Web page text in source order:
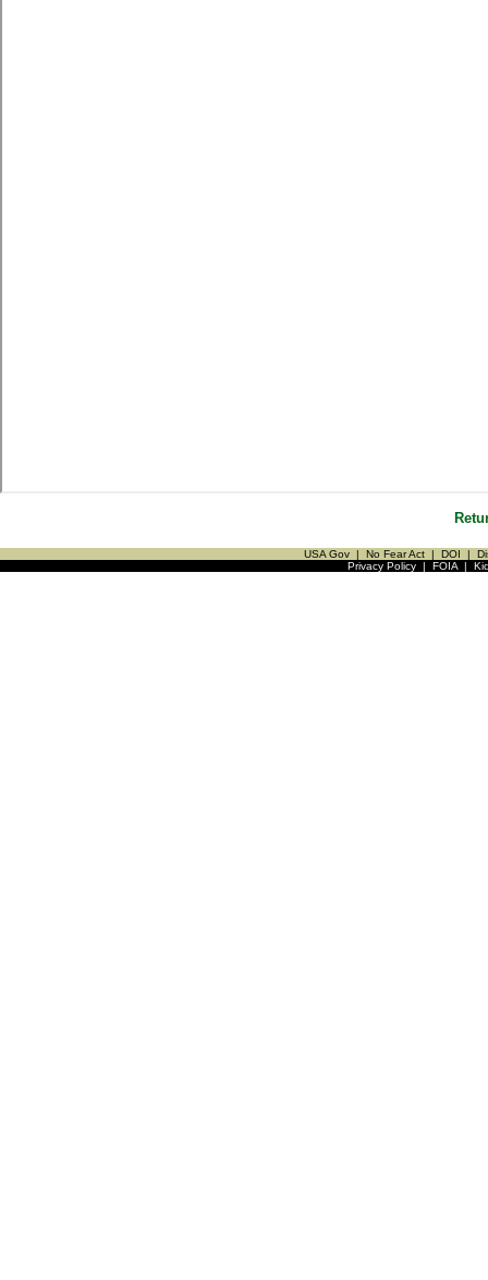
USA Gov | No Fear Act | DOI |
Privacy Policy| FOIA|